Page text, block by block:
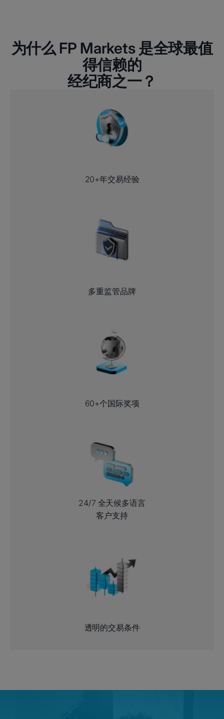
为什么 FP Markets 是全球最值
得信赖的
经纪商之一？
20+年交易经验
多重监管品牌
60+个国际奖项
24/7 全天候多语言
客户支持
透明的交易条件